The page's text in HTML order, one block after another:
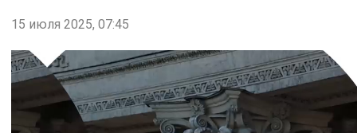
15 июля 2025, 07:45